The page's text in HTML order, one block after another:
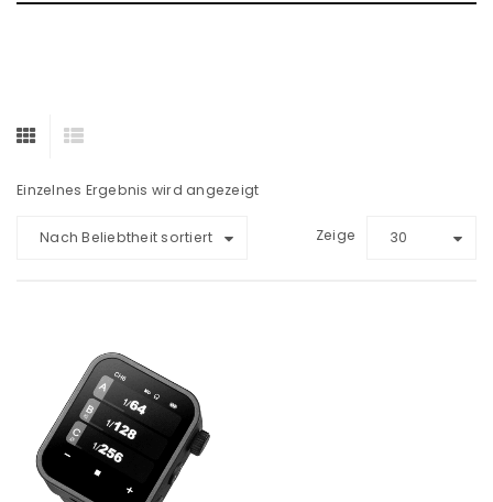
Einzelnes Ergebnis wird angezeigt
Nach Beliebtheit sortiert Zeige 30